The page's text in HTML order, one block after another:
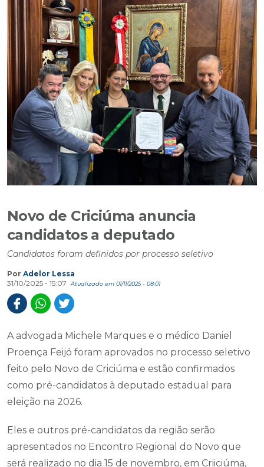
Novo de Criciúma anuncia
candidatos a deputado
Candidatos foram definidos por processo seletivo
Por Adelor Lessa
31/10/2025 - 15:07
Atualizado em 01/11/2025 - 08:01
A advogada Michele Marques e o médico Daniel
Proença Feijó foram aprovados no processo seletivo
feito pelo Novo de Criciúma e estão confirmados
como pré-candidatos à deputado estadual para
eleição na 2026.
Eles e outros pré-candidatos da região serão
apresentados no Encontro Regional do Novo que
será realizado no dia 15 de novembro, em Criiciúma,